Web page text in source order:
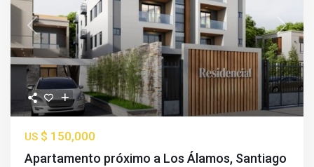
Previous Next
US $ 150,000
Apartamento próximo a Los Álamos, Santiago